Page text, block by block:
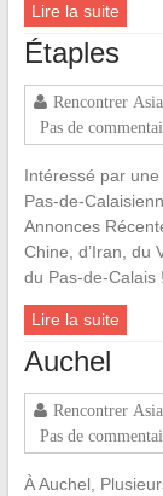
Lire la suite
Étaples
Rencontrer
Pas de
Intéressé par
Pas-de-
Annonces
Chine, d’Iran, du
du Pas-de-
Lire la suite
Auchel
Rencontrer
Pas de
À Auchel,